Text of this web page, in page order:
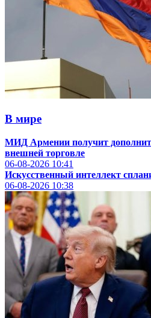
В мире
МИД Армении получит
внешней торговле
06-08-2026 10:41
Искусственный интеллект
06-08-2026 10:38